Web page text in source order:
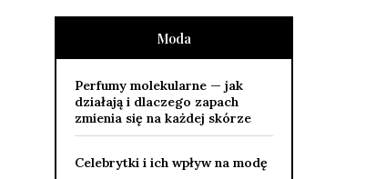
Moda
Perfumy molekularne — jak
działają i dlaczego zapach
zmienia się na każdej skórze
Celebrytki i ich wpływ na modę